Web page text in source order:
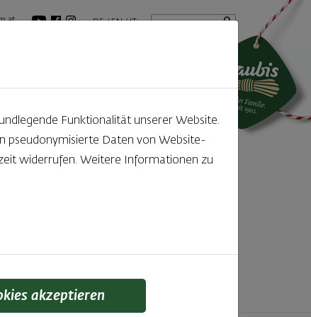
DE EN IT Suchbegriff
Funktionalität unserer Website.
pseudonymisierte Daten von Website-
widerrufen. Weitere Informationen zu
akzeptieren